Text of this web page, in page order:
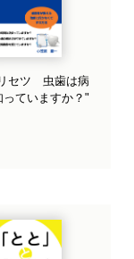
セツ 虫歯は病
っていますか？"